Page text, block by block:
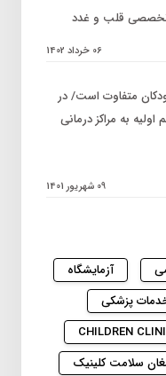
قلب و غدد
06 خرداد 1402
متفاوت است/ در
به مراکز درمانی
09 شهریور 1401
آزمایشگاه
پزشکی
CHILDREN
سلامت کلینیک